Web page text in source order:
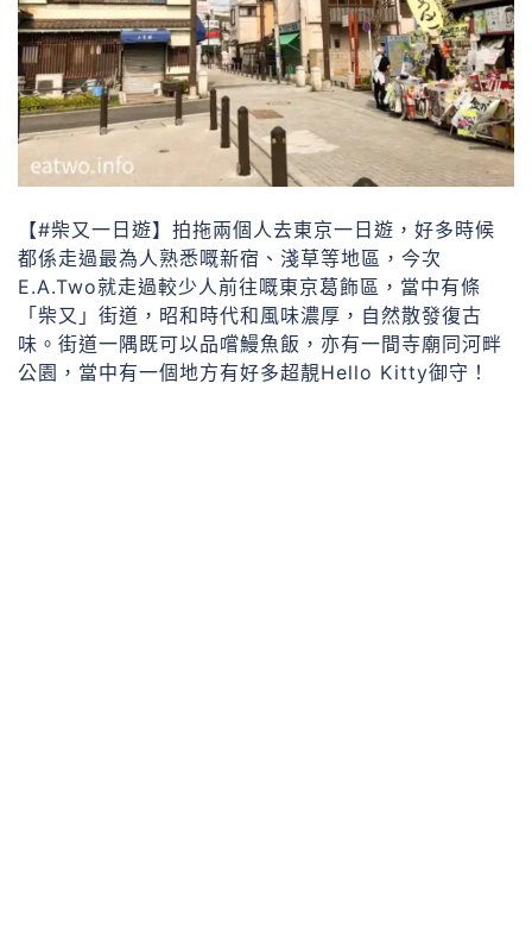
【#柴又一日遊】拍拖兩個人去東京一日遊，好多時候
都係走過最為人熟悉嘅新宿、淺草等地區，今次
E.A.Two就走過較少人前往嘅東京葛飾區，當中有條
「柴又」街道，昭和時代和風味濃厚，自然散發復古
味。街道一隅既可以品嚐鰻魚飯，亦有一間寺廟同河畔
公園，當中有一個地方有好多超靚Hello Kitty御守！